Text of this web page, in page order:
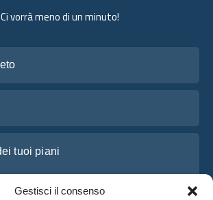
Gestisci il consenso
Ci vorrà meno di un minuto!